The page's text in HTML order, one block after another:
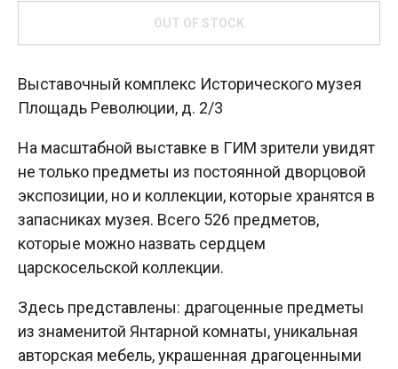
OUT OF STOCK
Выставочный комплекс Исторического музея
Площадь Революции, д. 2/3
На масштабной выставке в ГИМ зрители увидят
не только предметы из постоянной дворцовой
экспозиции, но и коллекции, которые хранятся в
запасниках музея. Всего 526 предметов,
которые можно назвать сердцем
царскосельской коллекции.
Здесь представлены: драгоценные предметы
из знаменитой Янтарной комнаты, уникальная
авторская мебель, украшенная драгоценными